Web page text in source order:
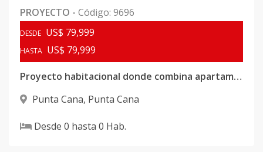
PROYECTO - Código: 9696
DESDE US$ 79,999
HASTA US$ 79,999
Proyecto habitacional donde combina apartamento con Villas independientes
Punta Cana, Punta Cana
Desde 0 hasta 0 Hab.